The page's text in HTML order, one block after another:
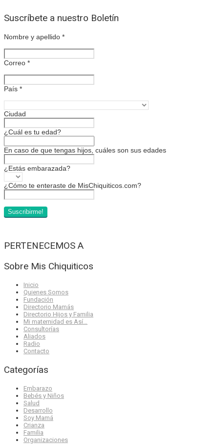
Suscríbete a nuestro Boletín
Nombre y apellido *
Correo *
País *
Ciudad
¿Cuál es tu edad?
En caso de que tengas hijos, cuáles son sus edades
¿Estás embarazada?
¿Cómo te enteraste de MisChiquiticos.com?
PERTENECEMOS A
Sobre Mis Chiquiticos
Inicio
Quienes Somos
Fundación
Directorio Mamás
Directorio Hijos y Familia
Mi maternidad es Así…
Consultorías
Aliados
Radio
Contacto
Categorías
Embarazo
Bebés y Niños
Salud
Desarrollo
Soy Mamá
Crianza
Familia
Organizaciones